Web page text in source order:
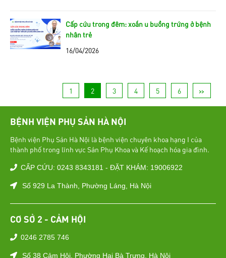
Cấp cứu trong đêm: xoắn u buồng trứng ở bệnh
nhân trẻ
16/04/2026
1 2 3 4 5 6 >>
BỆNH VIỆN PHỤ SẢN HÀ NỘI
Bệnh viện Phụ Sản Hà Nội là bệnh viện chuyên khoa hạng I của
thành phố trong lĩnh vực Sản Phụ Khoa và Kế hoạch hóa gia đình.
CẤP CỨU: 0243 8343181 - ĐẶT KHÁM: 19006922
Số 929 La Thành, Phường Láng, Hà Nội
CƠ SỞ 2 - CẢM HỘI
0246 2785 746
Số 38 Cảm Hội, Phường Hai Bà Trưng, Hà Nội